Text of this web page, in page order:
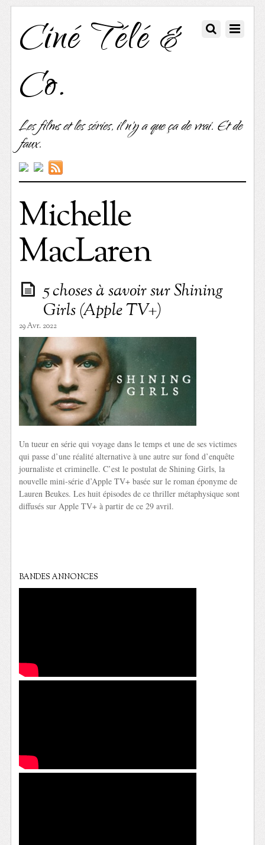
Ciné Télé &
Co.
Les films et les séries, il n'y a que ça de vrai. Et de
faux.
Michelle
MacLaren
5 choses à savoir sur Shining
Girls (Apple TV+)
29 Avr. 2022
Un tueur en série qui voyage dans le temps et une de ses victimes
qui passe d’une réalité alternative à une autre sur fond d’enquête
journaliste et criminelle. C’est le postulat de Shining Girls, la
nouvelle mini-série d’Apple TV+ basée sur le roman éponyme de
Lauren Beukes. Les huit épisodes de ce thriller métaphysique sont
diffusés sur Apple TV+ à partir de ce 29 avril.
BANDES ANNONCES